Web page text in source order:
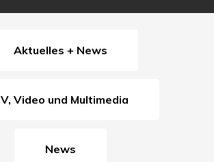
Aktuelles + News
TV, Video und Multimedia
News